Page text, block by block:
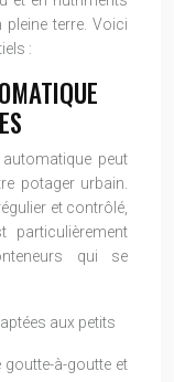
terre. Voici
:
automatique peut
potager urbain.
et contrôlé,
qui se
aux petits
à-goutte et